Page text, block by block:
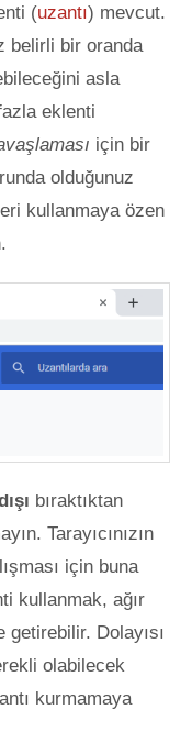
(uzantı) mevcut.
belirli bir oranda
asla
eklenti
için bir
olduğunuz
kullanmaya özen
bıraktıktan
Tarayıcınızın
için buna
kullanmak, ağır
Dolayısı
olabilecek
kurmamaya